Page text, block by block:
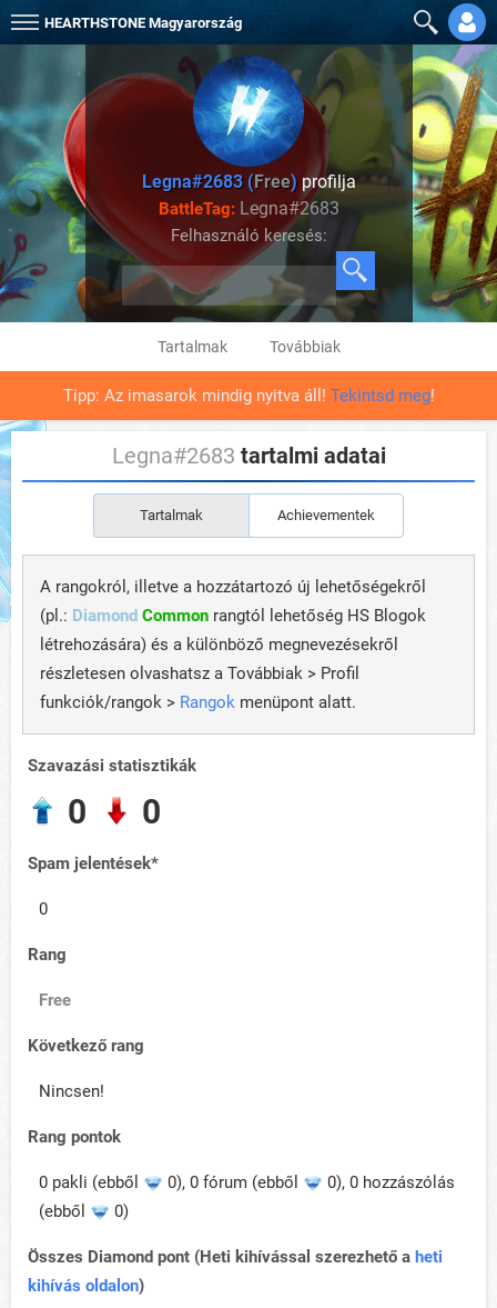
HEARTHSTONE Magyarország
Legna#2683 (Free)profilja
BattleTag:Legna#2683
Felhasználó keresés:
Tartalmak Továbbiak
Tipp: Az imasarok mindig nyitva áll! Tekintsd meg!
Legna#2683 tartalmi adatai
Tartalmak Achievementek
A rangokról, illetve a hozzátartozó új lehetőségekről
(pl.: Diamond Common rangtól lehetőség HS Blogok
létrehozására) és a különböző megnevezésekről
részletesen olvashatsz a Továbbiak > Profil
funkciók/rangok > Rangok menüpont alatt.
Szavazási statisztikák
0 0
Spam jelentések*
0
Rang
Free
Következő rang
Nincsen!
Rang pontok
0 pakli (ebből 0), 0 fórum (ebből
0), 0 hozzászólás
(ebből
0)
Összes Diamond pont (Heti kihívással szerezhető a heti
kihívás oldalon)